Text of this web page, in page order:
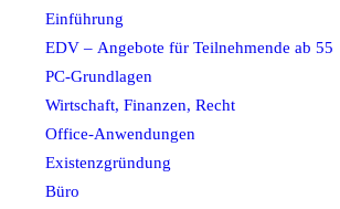
Einführung
EDV – Angebote für Teilnehmende ab 55
PC-Grundlagen
Wirtschaft, Finanzen, Recht
Office-Anwendungen
Existenzgründung
Büro